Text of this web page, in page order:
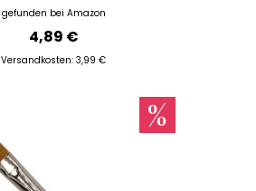
gefunden bei Amazon
4,89 €
Versandkosten: 3,99 €